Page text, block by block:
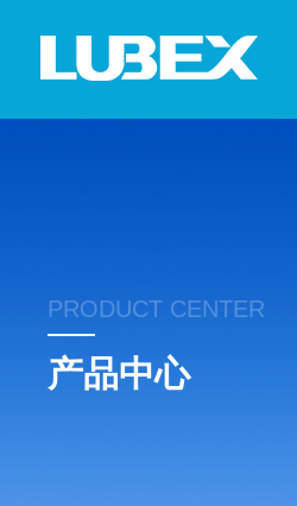
PRODUCT CENTER
产品中心